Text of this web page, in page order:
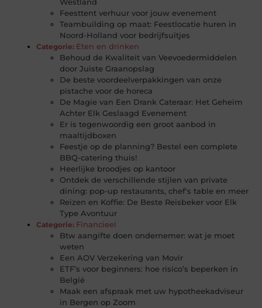
Westland
Feesttent verhuur voor jouw evenement
Teambuilding op maat: Feestlocatie huren in
Noord-Holland voor bedrijfsuitjes
Categorie: Eten en drinken
Behoud de Kwaliteit van Veevoedermiddelen
door Juiste Graanopslag
De beste voordeelverpakkingen van onze
pistache voor de horeca
De Magie van Een Drank Cateraar: Het Geheim
Achter Elk Geslaagd Evenement
Er is tegenwoordig een groot aanbod in
maaltijdboxen
Feestje op de planning? Bestel een complete
BBQ-catering thuis!
Heerlijke broodjes op kantoor
Ontdek de verschillende stijlen van private
dining: pop-up restaurants, chef's table en meer
Reizen en Koffie: De Beste Reisbeker voor Elk
Type Avontuur
Categorie: Financieel
Btw aangifte doen ondernemer: wat je moet
weten
Een AOV Verzekering van Movir
ETF’s voor beginners: hoe risico’s beperken in
België
Maak een afspraak met uw hypotheekadviseur
in Bergen op Zoom